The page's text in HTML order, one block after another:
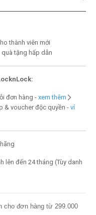
thành viên mới
tặng hấp dẫn
đơn hàng -xem thêm
& voucher độc quyền - ví
lên đến 24 tháng (Tùy danh
cho đơn hàng từ 299.000